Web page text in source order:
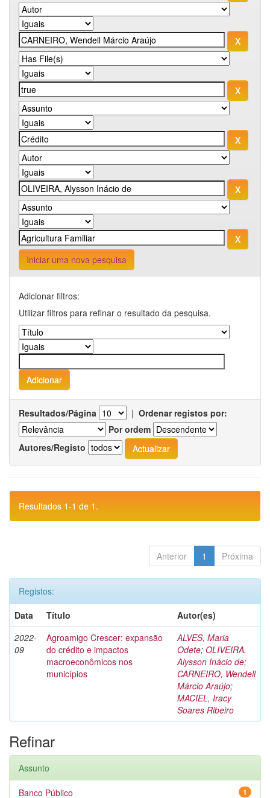
Iniciar uma nova pesquisa
Adicionar filtros:
Utilizar filtros para refinar o resultado da pesquisa.
Resultados/Página | Ordenar registos por:
Por ordem
Autores/Registo
Resultados 1-1 de 1.
Anterior 1 Próxima
Registos:
Data
Título
Autor(es)
2022-
09
Agroamigo Crescer: expansão
do crédito e impactos
macroeconômicos nos
municípios
ALVES, Maria
Odete; OLIVEIRA,
Alysson Inácio de;
CARNEIRO, Wendell
Márcio Araújo;
MACIEL, Iracy
Soares Ribeiro
Refinar
Assunto
1
Banco Público